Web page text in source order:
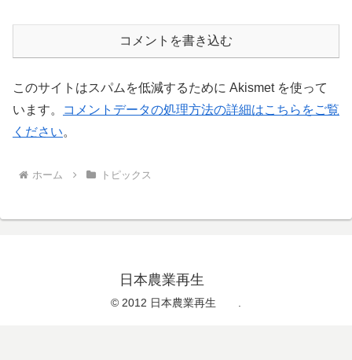
コメントを書き込む
このサイトはスパムを低減するために Akismet を使って
います。
コメントデータの処理方法の詳細はこちらをご覧
ください。
ホーム トピックス
日本農業再生
© 2012 日本農業再生 .